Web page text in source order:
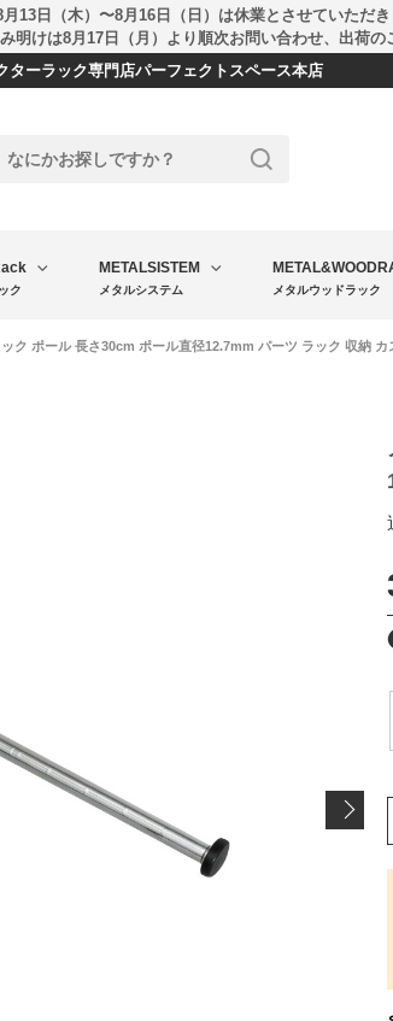
月13日（木）〜8月16日（日）は休業とさせていただ
明けは8月17日（月）より順次お問い合わせ、出荷の
ーラック専門店パーフェクトスペース本店
ク
METALSISTEM
メタルシステム メタルウッドラック
ク ポール 長さ30cm ポール直径12.7mm パーツ ラック 収納 カ